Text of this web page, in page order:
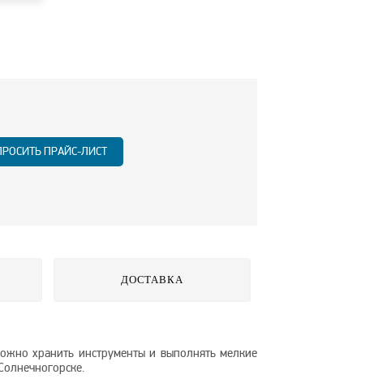
ПРАЙС-ЛИСТ
ДОСТАВКА
хранить инструменты и выполнять мелкие